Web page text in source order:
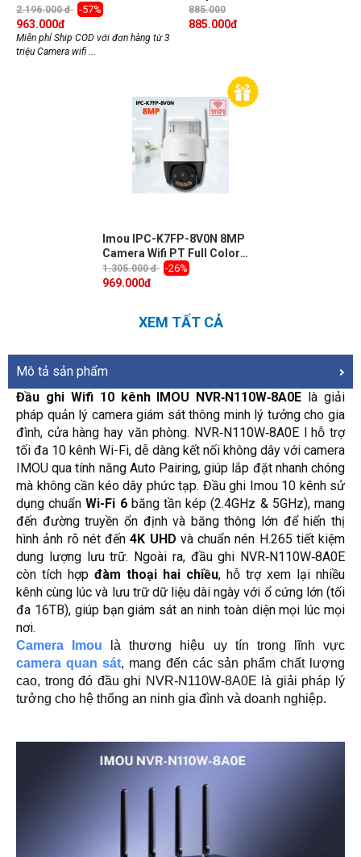
IP67, thẻ nhớ Micro SD, đàm
thoại 2 chiều
2.196.000 đ -57%
963.000đ
Miễn phí Ship COD với đơn hàng từ 3
triệu Camera wifi ...
hồng ngoại 30m, cảnh báo
chủ động, tích hợp mic và loa
885.000
885.000đ
Imou IPC-K7FP-8V0N 8MP
Camera Wifi PT Full Color
ngoài trời, Đàm thoại 2 chiều
1.305.000 đ -26%
969.000đ
XEM TẤT CẢ
Mô tả sản phẩm
Đầu ghi Wifi 10 kênh IMOU NVR‑N110W‑8A0E là giải
pháp quản lý camera giám sát thông minh lý tưởng cho gia
đình, cửa hàng hay văn phòng. NVR‑N110W‑8A0E l hỗ trợ
tối đa 10 kênh Wi-Fi, dễ dàng kết nối không dây với camera
IMOU qua tính năng Auto Pairing, giúp lắp đặt nhanh chóng
mà không cần kéo dây phức tạp. Đầu ghi Imou 10 kênh sử
dụng chuẩn Wi-Fi 6băng tần kép (2.4GHz & 5GHz), mang
đến đường truyền ổn định và băng thông lớn để hiển thị
hình ảnh rõ nét đến4K UHD và chuẩn nén H.265 tiết kiệm
dung lượng lưu trữ. Ngoài ra, đầu ghi NVR‑N110W‑8A0E
còn tích hợp đàm thoại hai chiều, hỗ trợ xem lại nhiều
kênh cùng lúc và lưu trữ dữ liệu dài ngày với ổ cứng lớn (tối
đa 16TB), giúp bạn giám sát an ninh toàn diện mọi lúc mọi
nơi.
Camera Imou
là thương hiệu uy tín trong lĩnh vực
camera quan sát, mang đến các sản phẩm chất lượng
cao, trong đó đầu ghi NVR‑N110W‑8A0E là giải pháp lý
tưởng cho hệ thống an ninh gia đình và doanh nghiệp.